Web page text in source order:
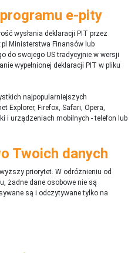
e-pity
wysłania deklaracji PIT przez
Ministerstwa Finansów lub
do swojego US tradycyjnie w wersji
wypełnionej deklaracji PIT w pliku
najpopularniejszych
Explorer, Firefox, Safari, Opera,
i urządzeniach mobilnych - telefon lub
Twoich danych
priorytet. W odróżnieniu od
żadne dane osobowe nie są
są i odczytywane tylko na